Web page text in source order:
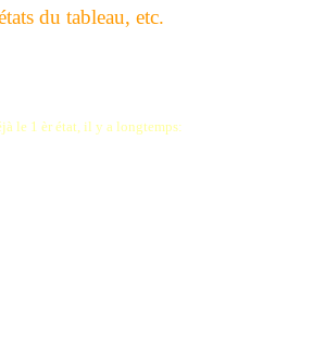
du tableau, etc.
le 1 èr état, il y a longtemps: